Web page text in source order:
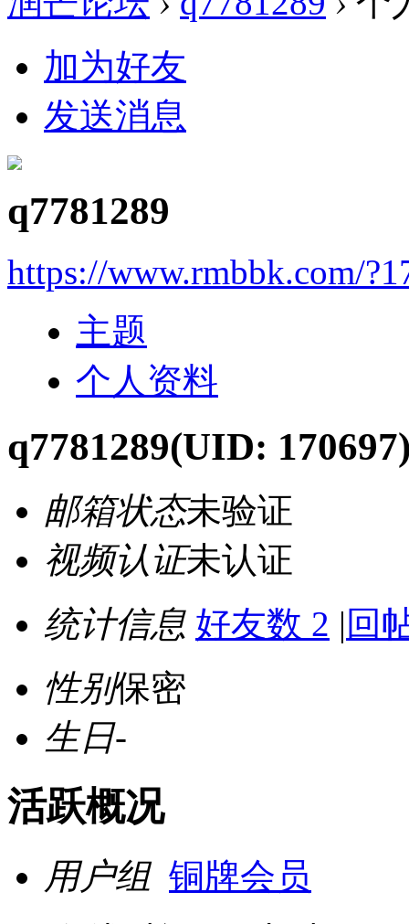
加为好友
发送消息
q7781289
https://www.rmbbk.com/
主题
个人资料
q7781289(UID:
邮箱状态未验证
视频认证未认证
统计信息 好友数 2 | 回
性别保密
生日-
活跃概况
用户组 铜牌会员